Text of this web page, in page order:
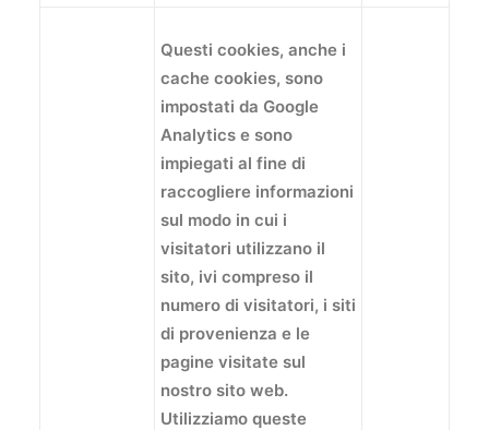
Questi cookies, anche i
cache cookies, sono
impostati da Google
Analytics e sono
impiegati al fine di
raccogliere informazioni
sul modo in cui i
visitatori utilizzano il
sito, ivi compreso il
numero di visitatori, i siti
di provenienza e le
pagine visitate sul
nostro sito web.
Utilizziamo queste